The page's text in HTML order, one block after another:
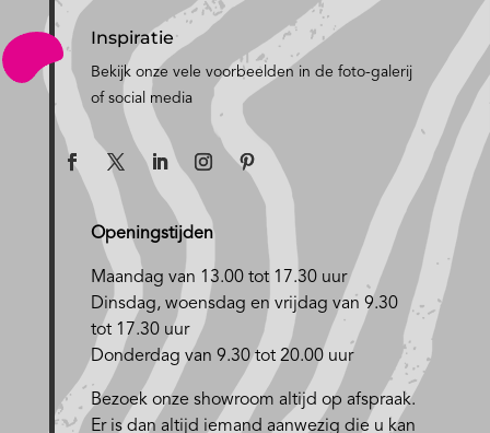
Inspiratie
Bekijk onze vele voorbeelden in de foto-galerij
of social media
Openingstijden
Maandag van 13.00 tot 17.30 uur
Dinsdag, woensdag en vrijdag van 9.30
tot 17.30 uur
Donderdag van 9.30 tot 20.00 uur
Bezoek onze showroom altijd op afspraak.
Er is dan altijd iemand aanwezig die u kan